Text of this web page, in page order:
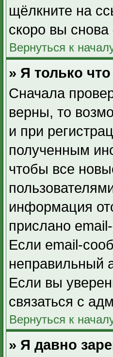
щёлкните на
скоро вы
Вернуться к
» Я только
Сначала
верны, то
и при
полученным
чтобы все
информация
прислано
Если email-
неправильный
Если вы
связаться с
Вернуться к
» Я давно